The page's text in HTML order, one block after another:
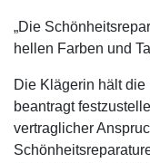
„Die
hellen Farben und
Die Klägerin hält
beantragt
vertraglicher